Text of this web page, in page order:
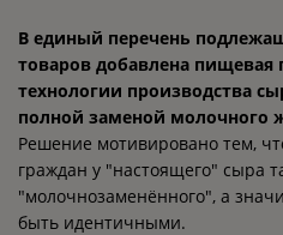
В единый перечень
товаров добавлена пищевая
технологии производства
полной заменой молочного
Решение мотивировано тем,
граждан у "настоящего" сыра
"молочнозаменённого", а
быть идентичными.